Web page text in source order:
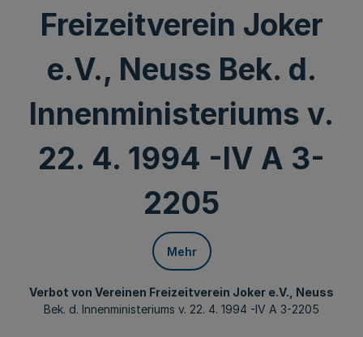
Freizeitverein Joker
e.V., Neuss Bek. d.
Innenministeriums v.
22. 4. 1994 -IV A 3-
2205
Mehr
Verbot von Vereinen Freizeitverein Joker e.V., Neuss
Bek. d. Innenministeriums v. 22. 4. 1994 -IV A 3-2205